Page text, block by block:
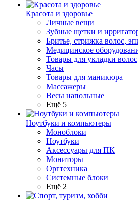
Красота и здоровье
Личные вещи
Зубные щетки и
Бритье, стрижка волос,
Медицинское
Товары для укладки волос
Часы
Товары для маникюра
Массажеры
Весы напольные
Ещё 5
Ноутбуки и компьютеры
Моноблоки
Ноутбуки
Аксессуары для ПК
Мониторы
Оргтехника
Системные блоки
Ещё 2